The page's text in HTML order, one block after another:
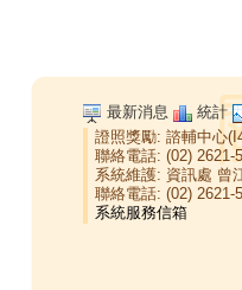
最新消息 統計
證照獎勵: 諮輔中心
聯絡電話: (02) 2621-
系統維護: 資訊處 曾
聯絡電話: (02) 2621-